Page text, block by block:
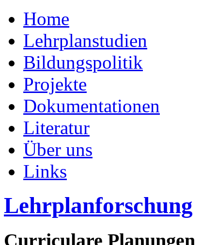
Home
Lehrplanstudien
Bildungspolitik
Projekte
Dokumentationen
Literatur
Über uns
Links
Lehrplanforschung
Curriculare Planungen